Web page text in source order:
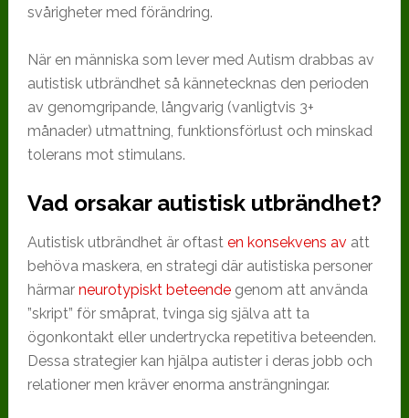
svårigheter med förändring.
När en människa som lever med Autism drabbas av
autistisk utbrändhet så kännetecknas den perioden
av genomgripande, långvarig (vanligtvis 3+
månader) utmattning, funktionsförlust och minskad
tolerans mot stimulans.
Vad orsakar autistisk utbrändhet?
Autistisk utbrändhet är oftast en konsekvens av att
behöva maskera, en strategi där autistiska personer
härmar neurotypiskt beteendegenom att använda
”skript” för småprat, tvinga sig själva att ta
ögonkontakt eller undertrycka repetitiva beteenden.
Dessa strategier kan hjälpa autister i deras jobb och
relationer men kräver enorma ansträngningar.